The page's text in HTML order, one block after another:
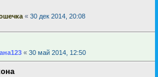
« 30 дек 2014, 20:08
« 30 май 2014, 12:50